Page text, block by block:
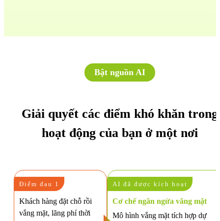
Bật nguồn AI
Giải quyết các điểm khó khăn trong
hoạt động của bạn ở một nơi
Điểm đau 1
Khách hàng đặt chỗ rồi
vắng mặt, lãng phí thời
AI đã được kích hoạt
Cơ chế ngăn ngừa vắng mặt
Mô hình vắng mặt tích hợp dự